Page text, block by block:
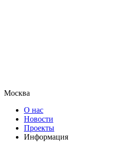
Москва
О нас
Новости
Проекты
Информация